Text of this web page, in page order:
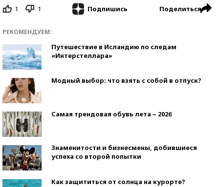
1 1 Подпишись Поделиться
РЕКОМЕНДУЕМ:
Путешествие в Исландию по следам
«Интерстеллара»
Модный выбор: что взять с собой в отпуск?
Самая трендовая обувь лета – 2026
Знаменитости и бизнесмены, добившиеся
успеха со второй попытки
Как защититься от солнца на курорте?